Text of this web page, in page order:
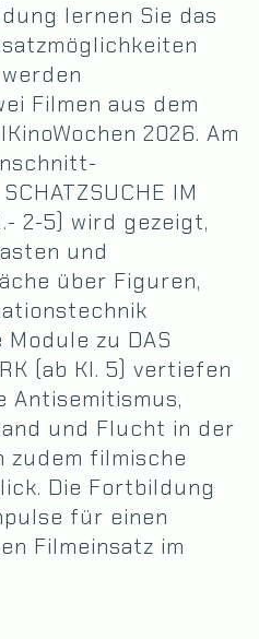
lernen Sie das
Filmen aus dem
2026. Am
IM
2-5) wird gezeigt,
und
über Figuren,
zu DAS
(ab Kl. 5) vertiefen
Antisemitismus,
und Flucht in der
zudem filmische
Die Fortbildung
für einen
Filmeinsatz im